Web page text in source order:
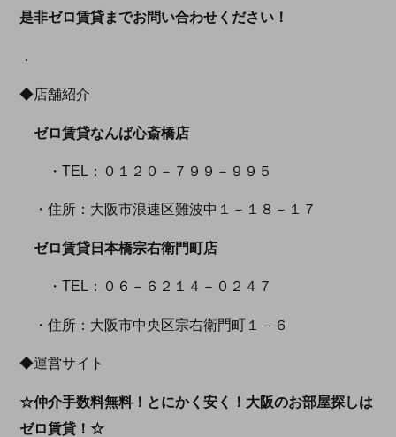
是非ゼロ賃貸までお問い合わせください！
．
◆店舗紹介
ゼロ賃貸なんば心斎橋店
・TEL：０１２０－７９９－９９５
・住所：大阪市浪速区難波中１－１８－１７
ゼロ賃貸日本橋宗右衛門町店
・TEL：０６－６２１４－０２４７
・住所：大阪市中央区宗右衛門町１－６
◆運営サイト
☆仲介手数料無料！とにかく安く！大阪のお部屋探しは
ゼロ賃貸！☆